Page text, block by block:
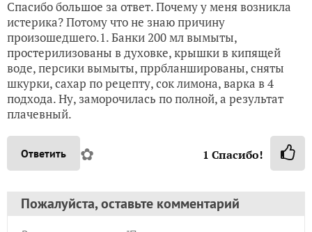
Спасибо большое за ответ. Почему у меня возникла
истерика? Потому что не знаю причину
произошедшего.1. Банки 200 мл вымыты,
простерилизованы в духовке, крышки в кипящей
воде, персики вымыты, пррбланшированы, сняты
шкурки, сахар по рецепту, сок лимона, варка в 4
подхода. Ну, заморочилась по полной, а результат
плачевный.
Ответить ✿ 1 Спасибо!
Пожалуйста, оставьте комментарий